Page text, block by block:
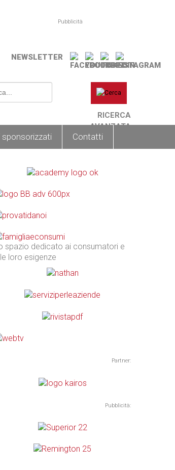
Pubblicità
NEWSLETTER
RICERCA
AVANZATA
Contatti
spazio dedicato ai consumatori e
loro esigenze
Partner:
Pubblicità: